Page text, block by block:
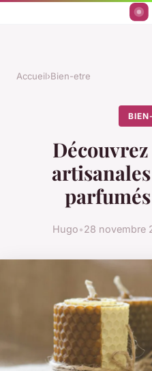
Accueil›Bien-etre
Hugo•28 novembre